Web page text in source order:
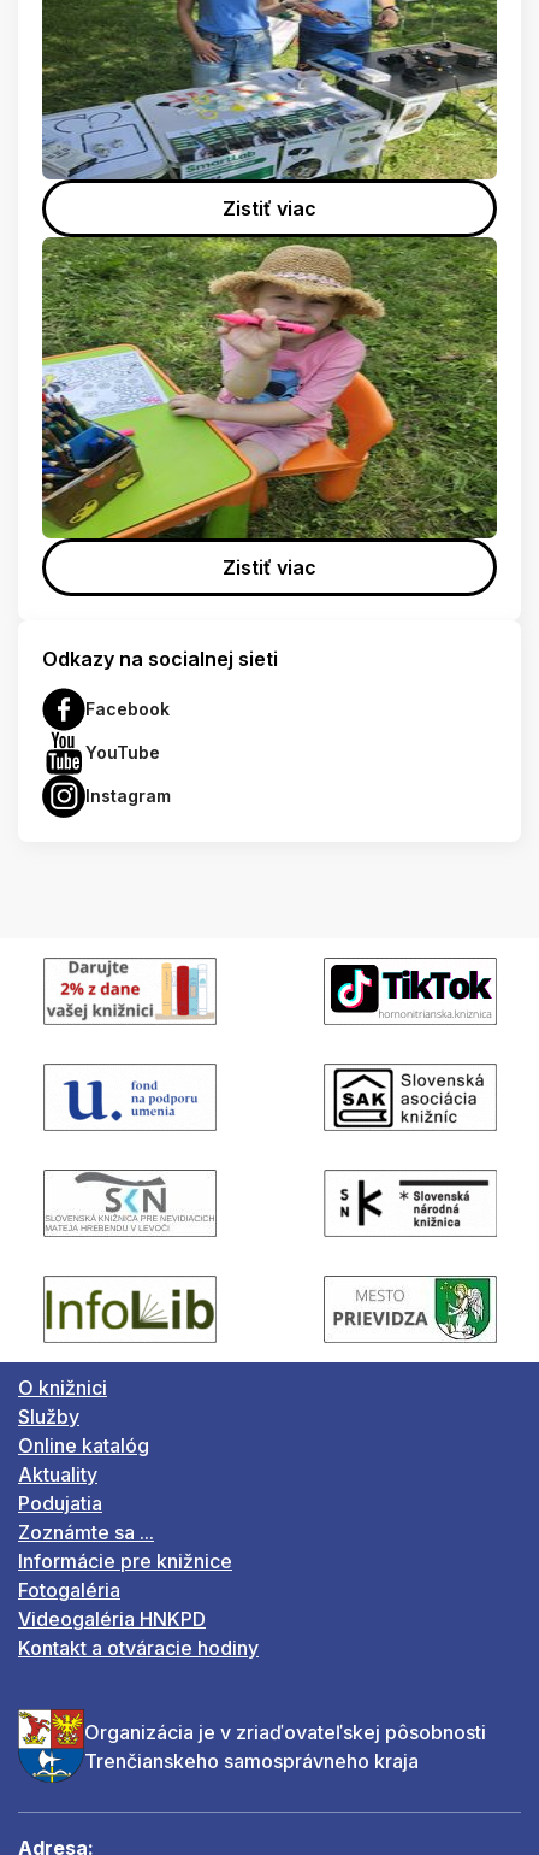
Zistiť viac
Zistiť viac
Odkazy na socialnej sieti
Facebook
YouTube
Instagram
O knižnici
Služby
Online katalóg
Aktuality
Podujatia
Zoznámte sa ...
Informácie pre knižnice
Fotogaléria
Videogaléria HNKPD
Kontakt a otváracie hodiny
Organizácia je v zriaďovateľskej pôsobnosti
Trenčianskeho samosprávneho kraja
Adresa: